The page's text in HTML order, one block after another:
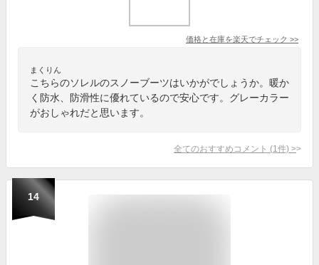
価格と在庫を楽天でチェック >>
まくりん
こちらのソレルのスノーブーツはいかがでしょうか。暖か
く防水、防滑性に優れているので安心です。グレーカラー
がおしゃれだと思います。
全てのおすすめコメント (1 件) >
14